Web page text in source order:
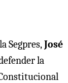
Segpres,José
la